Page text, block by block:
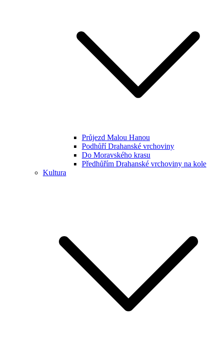
Průjezd Malou Hanou
Podhůří Drahanské vrchoviny
Do Moravského krasu
Předhůřím Drahanské vrchoviny na kole
Kultura